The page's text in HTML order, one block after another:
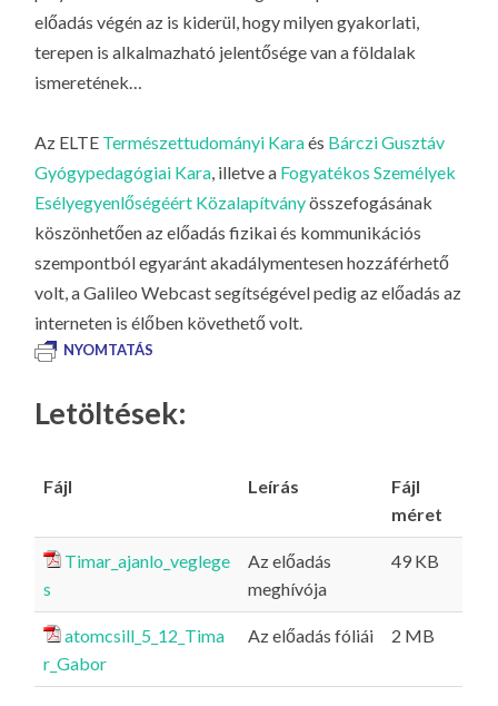
előadás végén az is kiderül, hogy milyen gyakorlati,
terepen is alkalmazható jelentősége van a földalak
ismeretének…
Az ELTE Természettudományi Karaés Bárczi Gusztáv
Gyógypedagógiai Kara , illetve a Fogyatékos Személyek
Esélyegyenlőségéért Közalapítványösszefogásának
köszönhetően az előadás fizikai és kommunikációs
szempontból egyaránt akadálymentesen hozzáférhető
volt, a Galileo Webcast segítségével pedig az előadás az
interneten is élőben követhető volt.
NYOMTATÁS
Letöltések:
Fájl Leírás
Fájl
méret
Timar_ajanlo_veglege
s
Az előadás
meghívója
49 KB
atomcsill_5_12_Tima
r_Gabor
Az előadás fóliái 2 MB